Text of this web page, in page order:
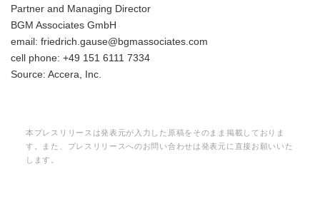
Partner and Managing Director
BGM Associates GmbH
email: friedrich.gause@bgmassociates.com
cell phone: +49 151 6111 7334
Source: Accera, Inc.
本プレスリリースは発表元が入力した原稿をそのまま掲載しておりま
す。また、プレスリリースへのお問い合わせは発表元に直接お願いいた
します。